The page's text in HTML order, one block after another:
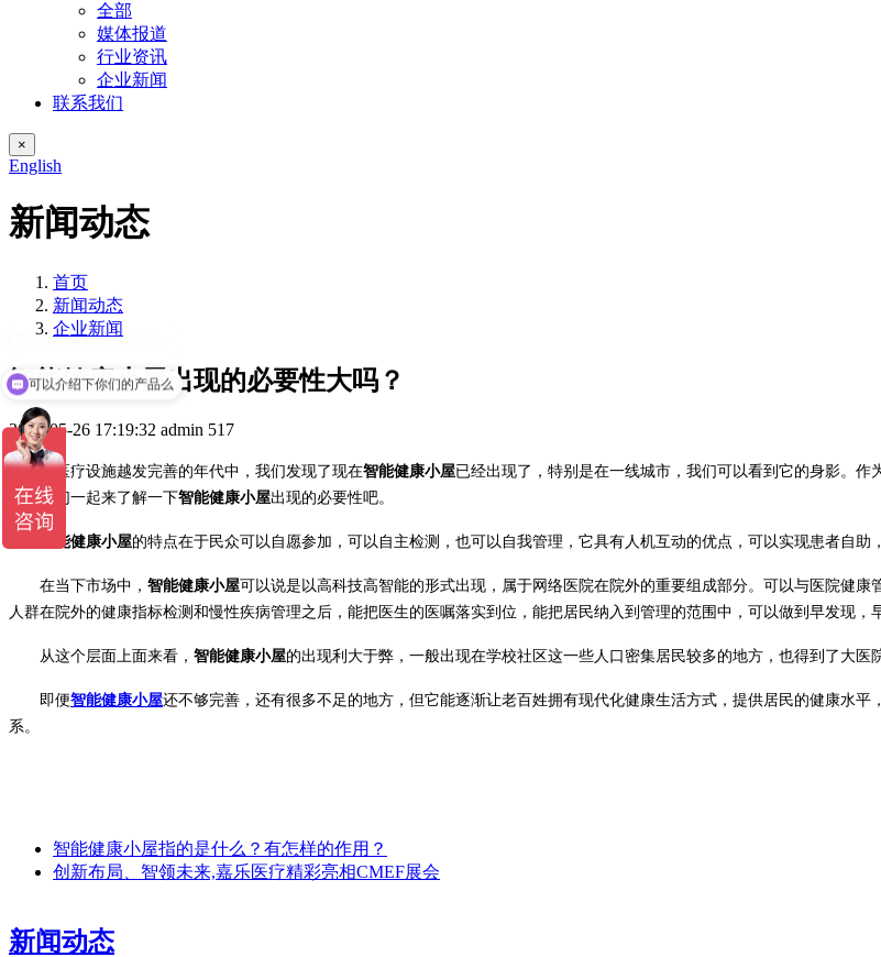
全部
媒体报道
行业资讯
企业新闻
联系我们
×
English
新闻动态
首页
新闻动态
企业新闻
智能健康小屋出现的必要性大吗？
2021-05-26 17:19:32 admin 517
在医疗设施越发完善的年代中，我们发现了现在智能健康小屋已经出现了，特别是在一线城市，我们可以看到它的身影。
现在我们一起来了解一下智能健康小屋出现的必要性吧。
智能健康小屋的特点在于民众可以自愿参加，可以自主检测，也可以自我管理，它具有人机互动的优点，可以实现患者自助
在当下市场中， 智能健康小屋可以说是以高科技高智能的形式出现，属于网络医院在院外的重要组成部分。可以与医院健
人群在院外的健康指标检测和慢性疾病管理之后，能把医生的医嘱落实到位，能把居民纳入到管理的范围中，可以做到早发现，
从这个层面上面来看， 智能健康小屋的出现利大于弊，一般出现在学校社区这一些人口密集居民较多的地方，也得到了大医
即便智能健康小屋还不够完善，还有很多不足的地方，但它能逐渐让老百姓拥有现代化健康生活方式，提供居民的健康水
系。
智能健康小屋指的是什么？有怎样的作用？
创新布局、智领未来,嘉乐医疗精彩亮相CMEF展会
新闻动态
可以介绍下你们的产品么